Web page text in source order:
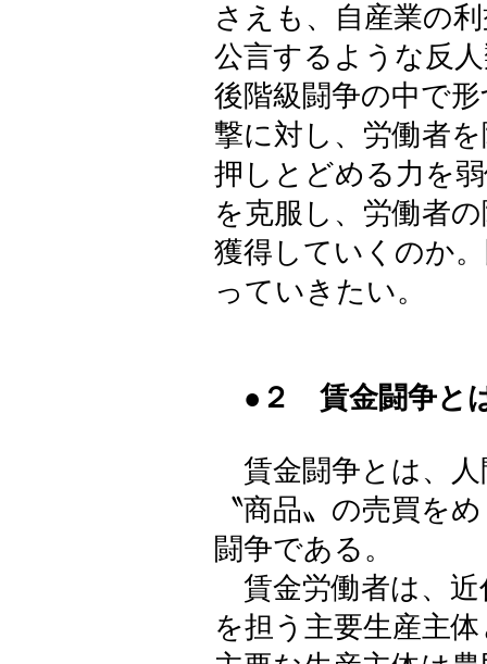
さえも、自産業の
公言するような反
後階級闘争の中で
撃に対し、労働者
押しとどめる力を
を克服し、労働者
獲得していくのか
っていきたい。
●２ 賃金闘争と
賃金闘争とは、人
〝商品〟の売買を
闘争である。
賃金労働者は、近
を担う主要生産主